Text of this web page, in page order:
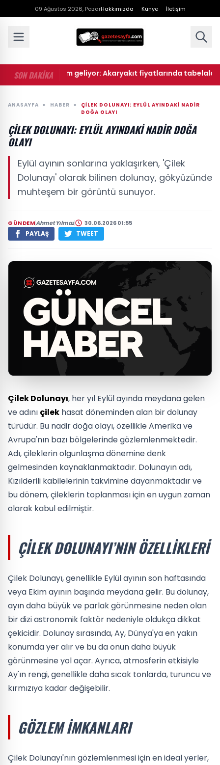
09 Ağustos 2026, PazarHakkımızda Künye İletişim
SON DAKİKA
• Benzine zam geliyor: Akaryakıt fiyatlarında tabelalar
ANASAYFA » HABER »
ÇILEK DOLUNAYI: EYLÜL AYINDAKI NADIR
DOĞA OLAYI
ÇILEK DOLUNAYI: EYLÜL AYINDAKI NADIR DOĞA
OLAYI
Eylül ayının sonlarına yaklaşırken, 'Çilek
Dolunayı' olarak bilinen dolunay, gökyüzünde
muhteşem bir görüntü sunuyor.
GÜNDEMAhmet Yılmaz 30.06.2026 01:55
PAYLAŞ TWEET
Çilek Dolunayı, her yıl Eylül ayında meydana gelen
ve adını çilek hasat döneminden alan bir dolunay
türüdür. Bu nadir doğa olayı, özellikle Amerika ve
Avrupa'nın bazı bölgelerinde gözlemlenmektedir.
Adı, çileklerin olgunlaşma dönemine denk
gelmesinden kaynaklanmaktadır. Dolunayın adı,
Kızılderili kabilelerinin takvimine dayanmaktadır ve
bu dönem, çileklerin toplanması için en uygun zaman
olarak kabul edilmiştir.
ÇILEK DOLUNAYI’NIN ÖZELLIKLERI
Çilek Dolunayı, genellikle Eylül ayının son haftasında
veya Ekim ayının başında meydana gelir. Bu dolunay,
ayın daha büyük ve parlak görünmesine neden olan
bir dizi astronomik faktör nedeniyle oldukça dikkat
çekicidir. Dolunay sırasında, Ay, Dünya'ya en yakın
konumda yer alır ve bu da onun daha büyük
görünmesine yol açar. Ayrıca, atmosferin etkisiyle
Ay'ın rengi, genellikle daha sıcak tonlarda, turuncu ve
kırmızıya kadar değişebilir.
GÖZLEM İMKANLARI
Çilek Dolunayı'nın gözlemlenmesi için en ideal yerler,